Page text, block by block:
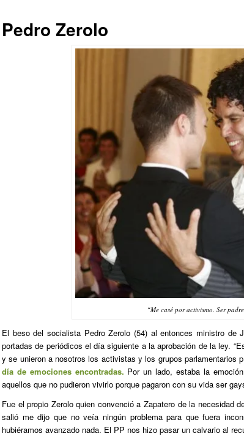
Pedro Zerolo
“Me casé por activismo. Ser
El beso del socialista Pedro Zerolo (54) al entonces ministro de
portadas de periódicos el día siguiente a la aprobación de la ley.
y se unieron a nosotros los activistas y los grupos parlamentarios
día de emociones encontradas. Por un lado, estaba la
aquellos que no pudieron vivirlo porque pagaron con su vida ser
Fue el propio Zerolo quien convenció a Zapatero de la necesidad
salió me dijo que no veía ningún problema para que fuera
hubiéramos avanzado nada. El PP nos hizo pasar un calvario al